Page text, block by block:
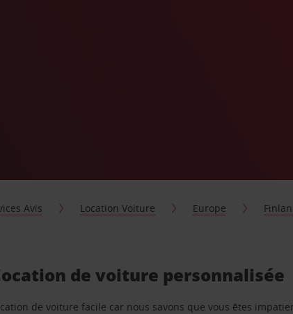
Avis Location Voiture Europe
de voiture personnalisée
de voiture facile car nous savons que vous êtes